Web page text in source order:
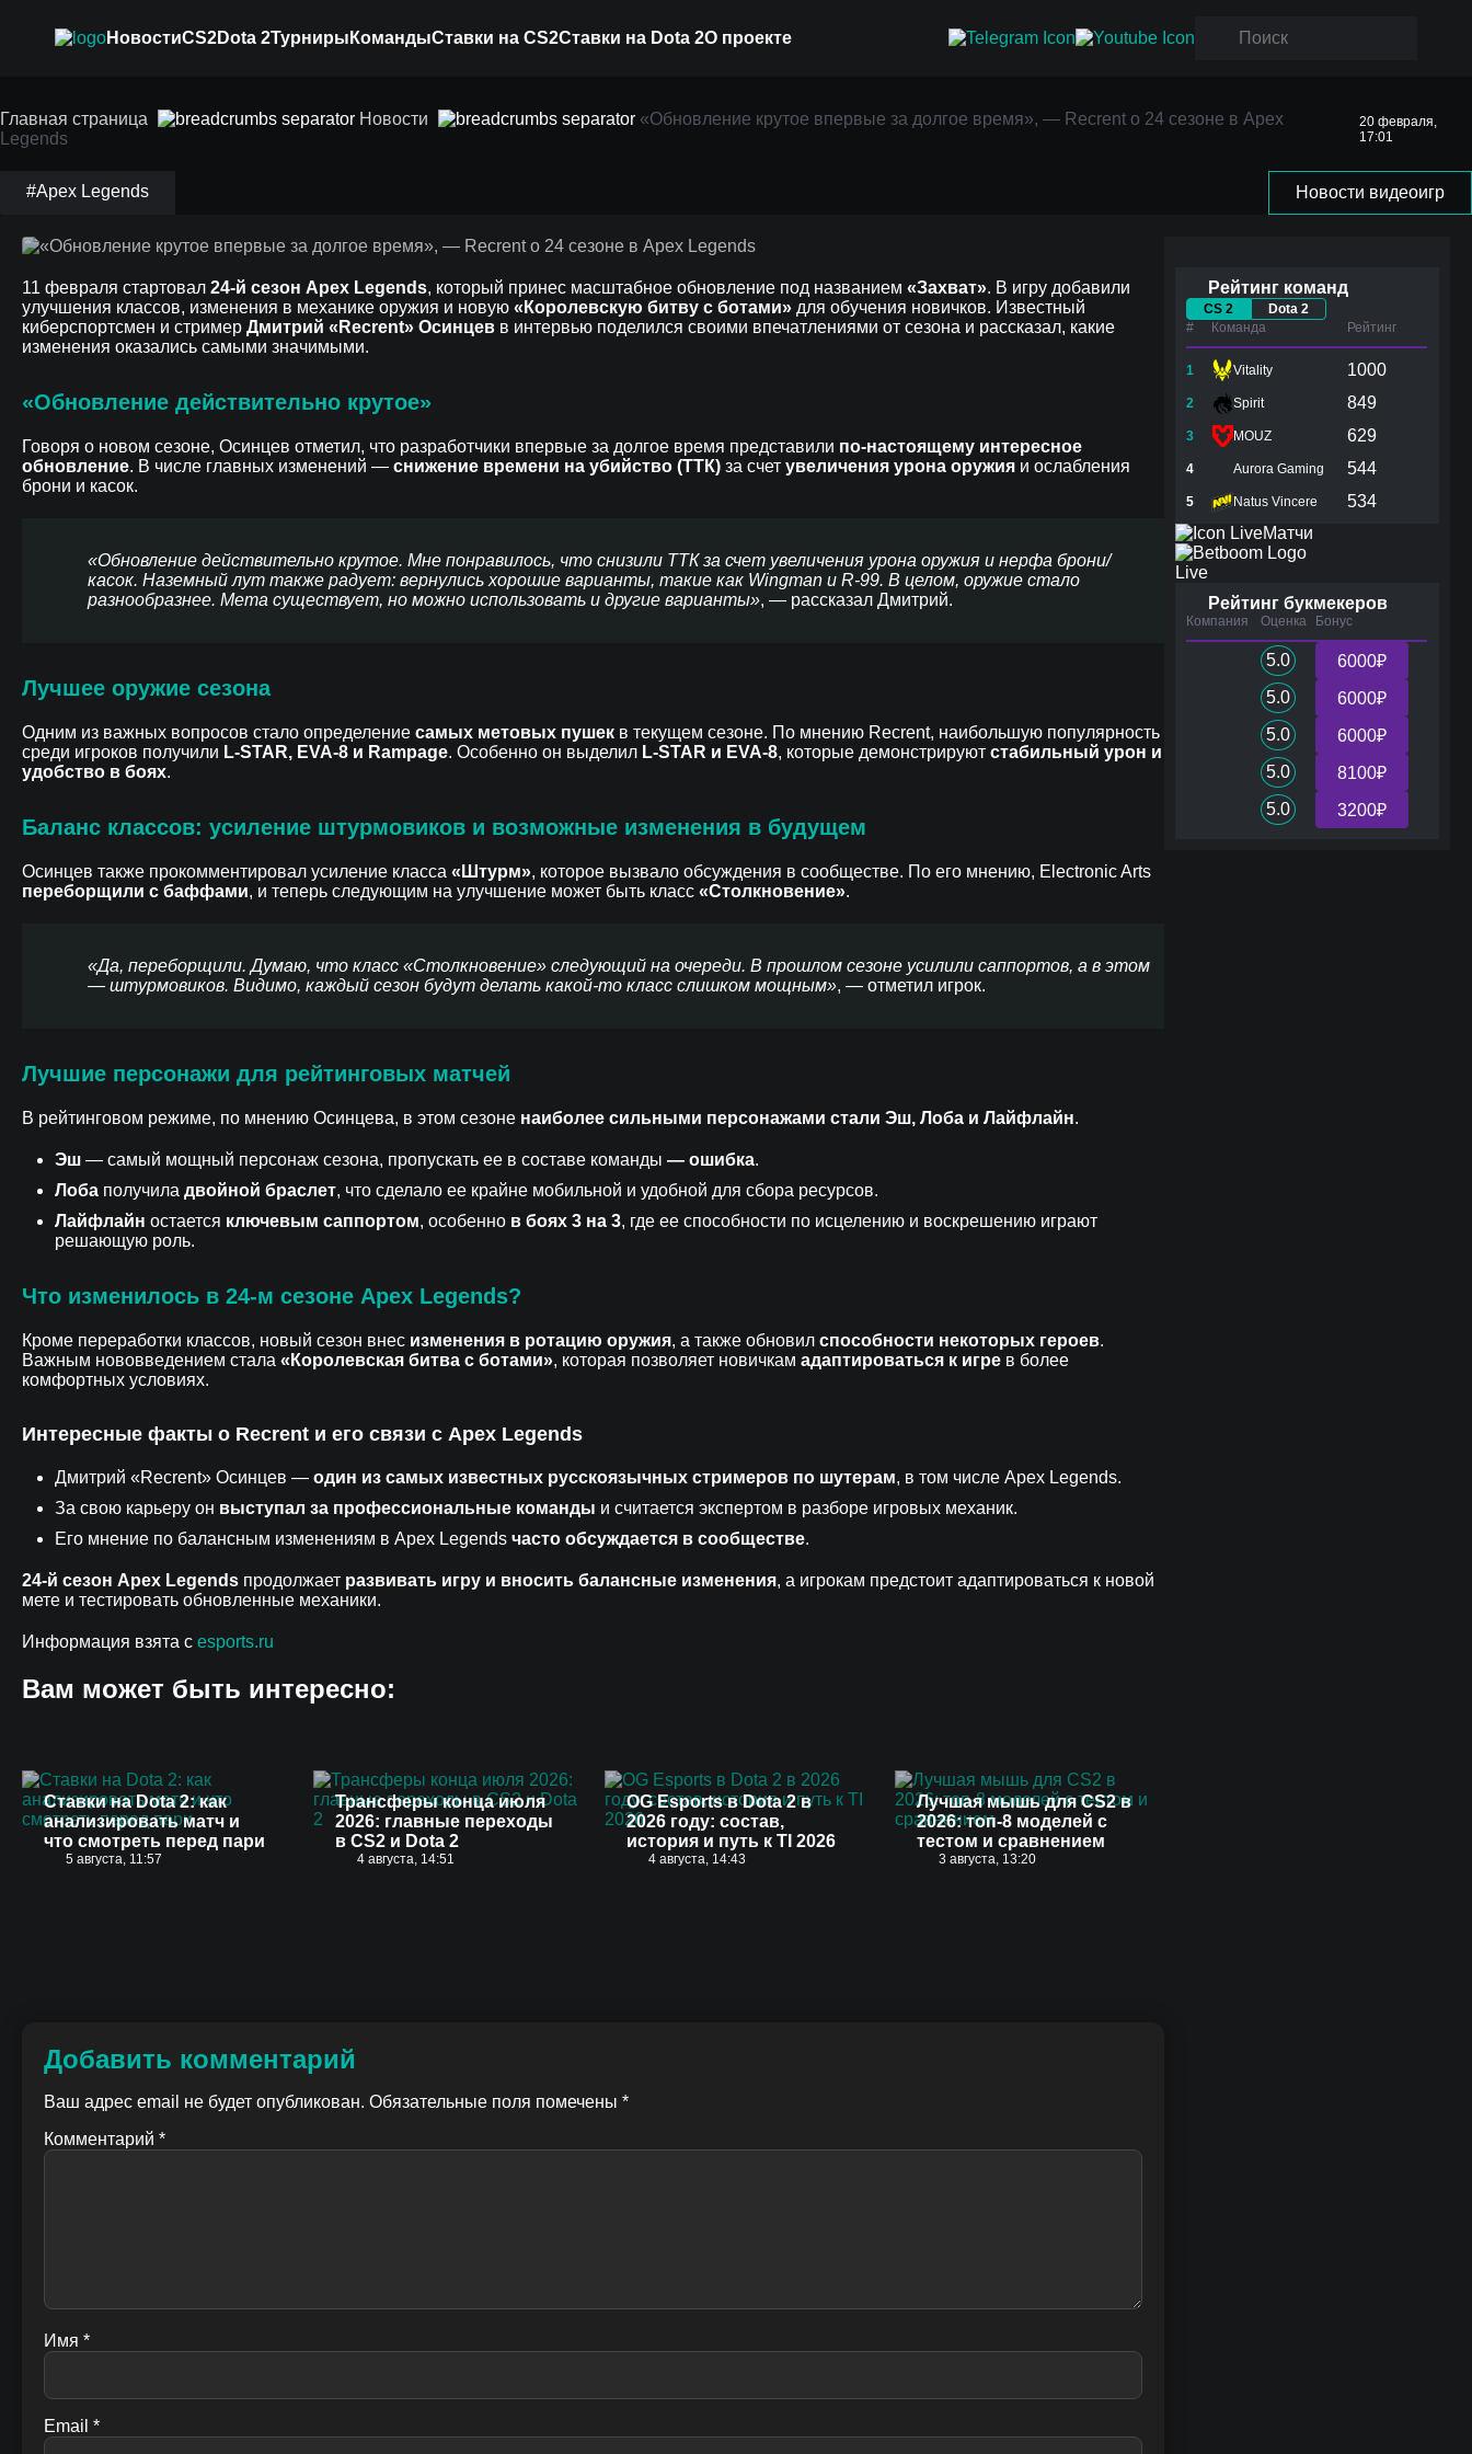
НовостиCS2Dota 2Турниры КомандыСтавки на CS2Ставки на Dota 2О проекте
Главная страница Новости
«‎Обновление крутое впервые за долгое время», — Recrent о 24 сезоне в Apex
Legends
20 февраля,
17:01
#Apex Legends Новости видеоигр
«‎Обновление крутое впервые за долгое время», —
Recrent о 24 сезоне в Apex Legends
11 февраля стартовал 24-й сезон Apex Legends, который принес масштабное обновление под названием «Захват». В игру добавили
улучшения классов, изменения в механике оружия и новую «Королевскую битву с ботами» для обучения новичков. Известный
киберспортсмен и стример Дмитрий «Recrent» Осинцев в интервью поделился своими впечатлениями от сезона и рассказал, какие
изменения оказались самыми значимыми.
«Обновление действительно крутое»
Говоря о новом сезоне, Осинцев отметил, что разработчики впервые за долгое время представили по-настоящему интересное
обновление. В числе главных изменений — снижение времени на убийство (ТТК) за счет увеличения урона оружия и ослабления
брони и касок.
«Обновление действительно крутое. Мне понравилось, что снизили ТТК за счет увеличения урона оружия и нерфа брони/
касок. Наземный лут также радует: вернулись хорошие варианты, такие как Wingman и R-99. В целом, оружие стало
разнообразнее. Мета существует, но можно использовать и другие варианты», — рассказал Дмитрий.
Лучшее оружие сезона
Одним из важных вопросов стало определение самых метовых пушек в текущем сезоне. По мнению Recrent, наибольшую популярность
среди игроков получили L-STAR, EVA-8 и Rampage. Особенно он выделил L-STAR и EVA-8, которые демонстрируют стабильный урон и
удобство в боях.
Баланс классов: усиление штурмовиков и возможные изменения в будущем
Осинцев также прокомментировал усиление класса «Штурм», которое вызвало обсуждения в сообществе. По его мнению, Electronic Arts
переборщили с баффами, и теперь следующим на улучшение может быть класс «Столкновение».
«Да, переборщили. Думаю, что класс «Столкновение» следующий на очереди. В прошлом сезоне усилили саппортов, а в этом
— штурмовиков. Видимо, каждый сезон будут делать какой-то класс слишком мощным», — отметил игрок.
Лучшие персонажи для рейтинговых матчей
В рейтинговом режиме, по мнению Осинцева, в этом сезоне наиболее сильными персонажами стали Эш, Лоба и Лайфлайн.
Эш — самый мощный персонаж сезона, пропускать ее в составе команды — ошибка.
Лоба получила двойной браслет, что сделало ее крайне мобильной и удобной для сбора ресурсов.
Лайфлайн остается ключевым саппортом, особенно в боях 3 на 3, где ее способности по исцелению и воскрешению играют
решающую роль.
Что изменилось в 24-м сезоне Apex Legends?
Кроме переработки классов, новый сезон внес изменения в ротацию оружия, а также обновил способности некоторых героев.
Важным нововведением стала «Королевская битва с ботами», которая позволяет новичкам адаптироваться к игре в более
комфортных условиях.
Интересные факты о Recrent и его связи с Apex Legends
Дмитрий «Recrent» Осинцев — один из самых известных русскоязычных стримеров по шутерам, в том числе Apex Legends.
За свою карьеру он выступал за профессиональные команды и считается экспертом в разборе игровых механик.
Его мнение по балансным изменениям в Apex Legends часто обсуждается в сообществе.
24-й сезон Apex Legends продолжает развивать игру и вносить балансные изменения, а игрокам предстоит адаптироваться к новой
мете и тестировать обновленные механики.
Информация взята с esports.ru
Вам может быть интересно:
Ставки на Dota 2: как
анализировать матч и
что смотреть перед пари
5 августа, 11:57
Трансферы конца июля
2026: главные переходы
в CS2 и Dota 2
4 августа, 14:51
OG Esports в Dota 2 в
2026 году: состав,
история и путь к TI 2026
4 августа, 14:43
Лучшая мышь для CS2 в
2026: топ-8 моделей с
тестом и сравнением
3 августа, 13:20
Добавить комментарий
Ваш адрес email не будет опубликован. Обязательные поля помечены *
Комментарий *
Имя *
Email *
Рейтинг команд
CS 2
Dota 2
#
Команда Рейтинг
1 Vitality 1000
2 Spirit 849
3 MOUZ 629
4 Aurora Gaming 544
5 Natus Vincere
534
Матчи
Live
Рейтинг букмекеров
Компания Оценка Бонус
5.0
6000₽
5.0
6000₽
5.0
6000₽
5.0
8100₽
5.0
3200₽